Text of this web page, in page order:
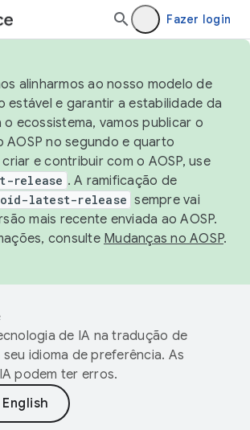
Fazer login
alinharmos ao nosso modelo de
estável e garantir a estabilidade da
ecossistema, vamos publicar o
no segundo e quarto
e contribuir com o AOSP, use
release . A ramificação de
latest-release sempre vai
mais recente enviada ao AOSP.
consulte Mudanças no AOSP.
de IA na tradução de
idioma de preferência. As
podem ter erros.